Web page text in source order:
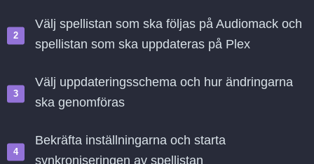
Välj spellistan som ska följas på Audiomack och
spellistan som ska uppdateras på Plex
Välj uppdateringsschema och hur ändringarna
ska genomföras
Bekräfta inställningarna och starta
synkroniseringen av spellistan